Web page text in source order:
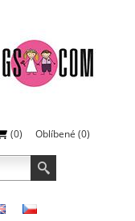
(0) Oblíbené (0)